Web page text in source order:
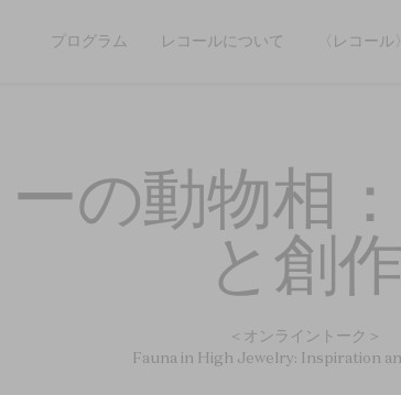
プログラム レコールについて 〈レコー
の動物相
と創作
＜オンライントーク＞
Fauna in High Jewelry: Inspiration